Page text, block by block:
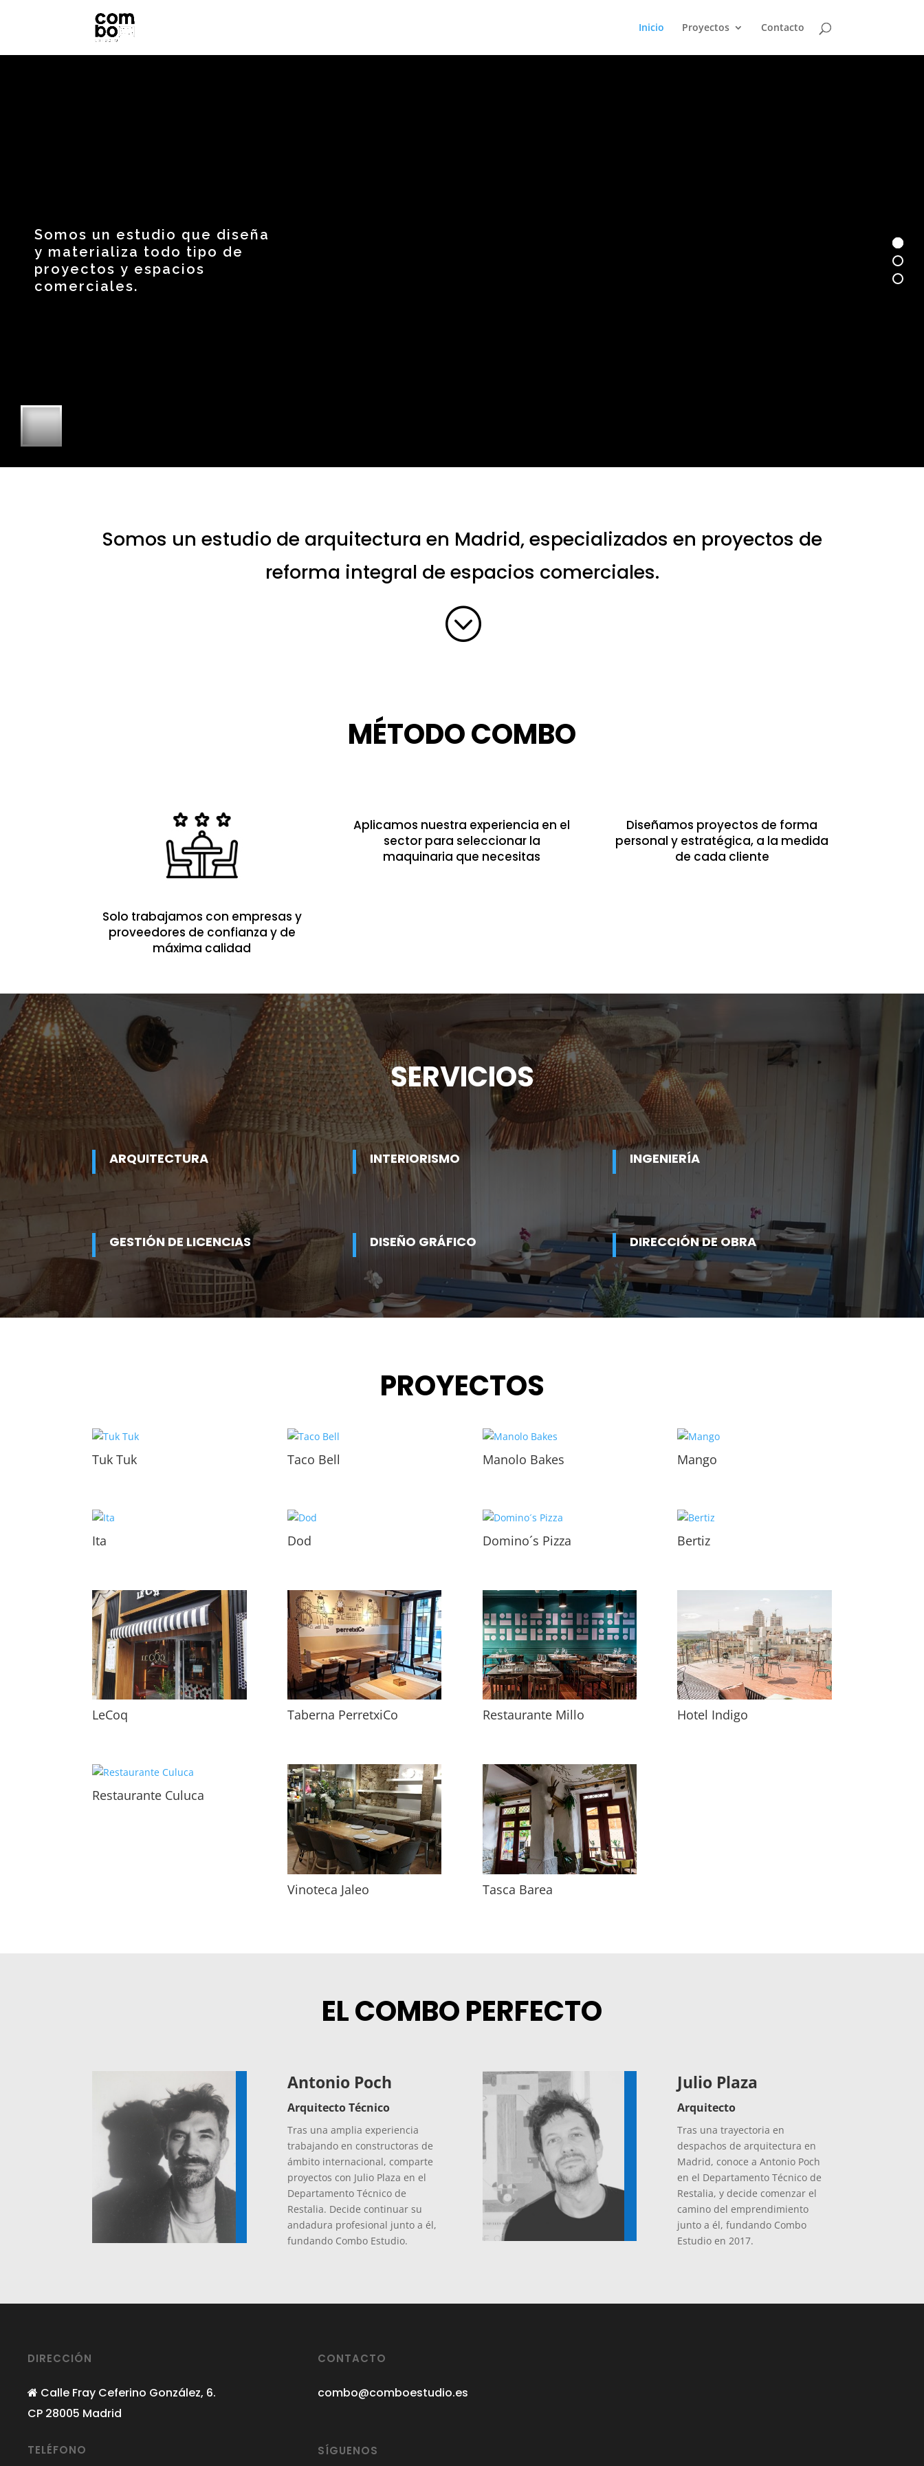
Inicio Proyectos Contacto
Aporta mo s caráct er
y personalida d a c ada oc
hostele
Somos un estudio de arquitectura en Madrid, especializados en proyectos de
reforma integral de espacios comerciales.
;
MÉTODO COMBO
Solo trabajamos con empresas y
proveedores de confianza y de
máxima calidad
Aplicamos nuestra experiencia en el
sector para seleccionar la
maquinaria que necesitas
Diseñamos proyectos de forma
personal y estratégica, a la medida
de cada cliente
SERVICIOS
ARQUITECTURA INTERIORISMO INGENIERÍA
GESTIÓN DE LICENCIAS DISEÑO GRÁFICO DIRECCIÓN DE OBRA
PROYECTOS
Tuk Tuk Taco Bell Manolo Bakes Mango
Ita Dod Domino´s Pizza Bertiz
LeCoq Taberna PerretxiCo Restaurante Millo Hotel Indigo
Restaurante Culuca
Vinoteca Jaleo Tasca Barea
EL COMBO PERFECTO
Antonio Poch
Arquitecto Técnico
Tras una amplia experiencia
trabajando en constructoras de
ámbito internacional, comparte
proyectos con Julio Plaza en el
Departamento Técnico de
Restalia. Decide continuar su
andadura profesional junto a él,
fundando Combo Estudio.
Julio Plaza
Arquitecto
Tras una trayectoria en
despachos de arquitectura en
Madrid, conoce a Antonio Poch
en el Departamento Técnico de
Restalia, y decide comenzar el
camino del emprendimiento
junto a él, fundando Combo
Estudio en 2017.
DIRECCIÓN
Calle Fray Ceferino González, 6.
CP 28005 Madrid
TELÉFONO
CONTACTO
combo@comboestudio.es
SÍGUENOS